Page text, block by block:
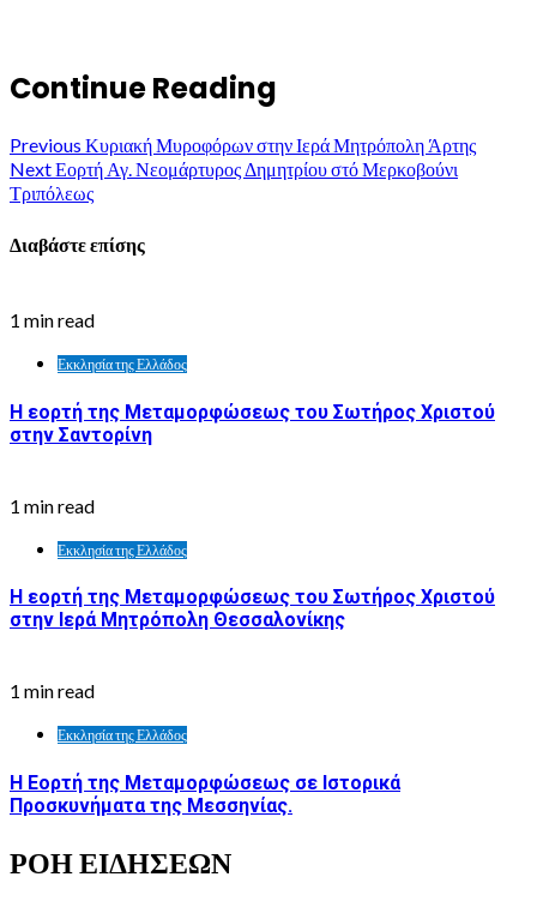
Continue Reading
Previous Κυριακή Μυροφόρων στην Ιερά Μητρόπολη Άρτης
NextΕορτή Αγ. Νεομάρτυρος Δημητρίου στό Μερκοβούνι
Τριπόλεως
Διαβάστε επίσης
1 min read
Εκκλησία της Ελλάδος
Η εορτή της Μεταμορφώσεως του Σωτήρος Χριστού
στην Σαντορίνη
1 min read
Εκκλησία της Ελλάδος
Η εορτή της Μεταμορφώσεως του Σωτήρος Χριστού
στην Ιερά Μητρόπολη Θεσσαλονίκης
1 min read
Εκκλησία της Ελλάδος
Η Εορτή της Μεταμορφώσεως σε Ιστορικά
Προσκυνήματα της Μεσσηνίας.
ΡΟΗ ΕΙΔΗΣΕΩΝ